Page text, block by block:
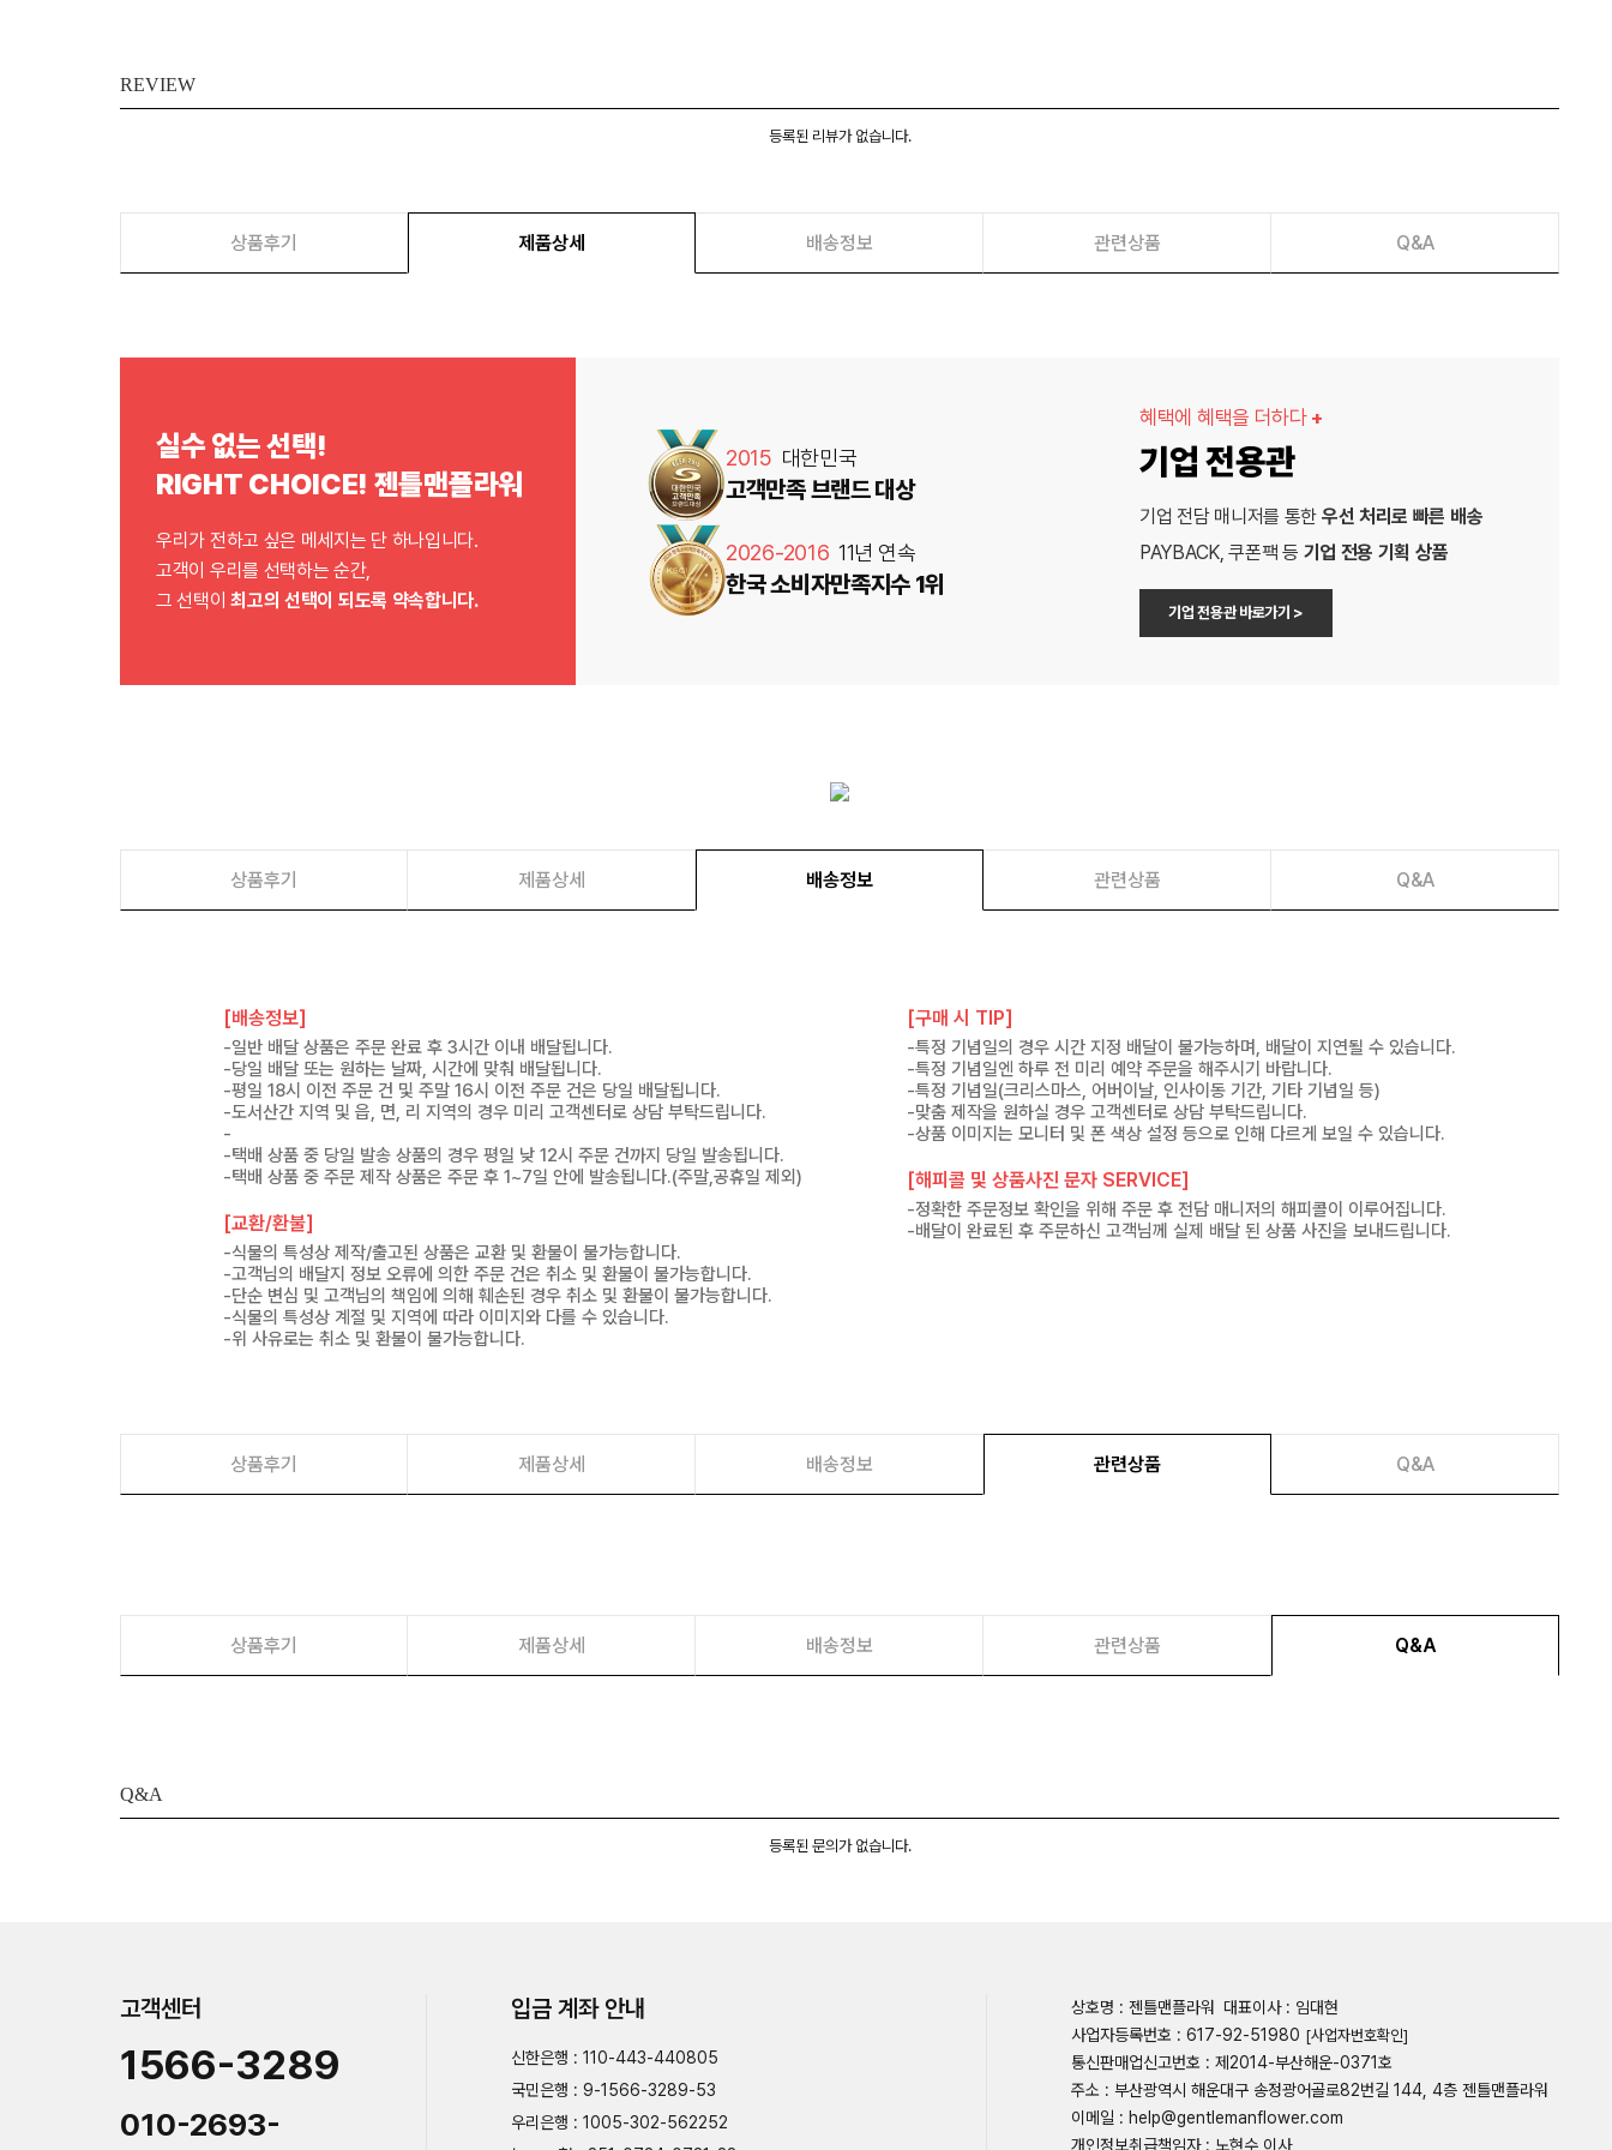
REVIEW
등록된 리뷰가 없습니다.
상품후기 제품상세 배송정보 관련상품 Q&A
실수 없는 선택!
RIGHT CHOICE! 젠틀맨플라워
우리가 전하고 싶은 메세지는 단 하나입니다.
고객이 우리를 선택하는 순간,
그 선택이최고의 선택이 되도록 약속합니다.
2015 대한민국
고객만족 브랜드 대상
2026-2016 11년 연속
한국 소비자만족지수 1위
혜택에 혜택을 더하다 +
기업 전용관
기업 전담 매니저를 통한 우선 처리로 빠른 배송
PAYBACK, 쿠폰팩 등 기업 전용 기획 상품
기업 전용관 바로가기 >
상품후기 제품상세 배송정보 관련상품 Q&A
[배송정보]
-일반 배달 상품은 주문 완료 후 3시간 이내 배달됩니다.
-당일 배달 또는 원하는 날짜, 시간에 맞춰 배달됩니다.
-평일 18시 이전 주문 건 및 주말 16시 이전 주문 건은 당일 배달됩니다.
-도서산간 지역 및 읍, 면, 리 지역의 경우 미리 고객센터로 상담 부탁드립니다.
-
-택배 상품 중 당일 발송 상품의 경우 평일 낮 12시 주문 건까지 당일 발송됩니다.
-택배 상품 중 주문 제작 상품은 주문 후 1~7일 안에 발송됩니다.(주말,공휴일 제외)
[교환/환불]
-식물의 특성상 제작/출고된 상품은 교환 및 환불이 불가능합니다.
-고객님의 배달지 정보 오류에 의한 주문 건은 취소 및 환불이 불가능합니다.
-단순 변심 및 고객님의 책임에 의해 훼손된 경우 취소 및 환불이 불가능합니다.
-식물의 특성상 계절 및 지역에 따라 이미지와 다를 수 있습니다.
-위 사유로는 취소 및 환불이 불가능합니다.
[구매 시 TIP]
-특정 기념일의 경우 시간 지정 배달이 불가능하며, 배달이 지연될 수 있습니다.
-특정 기념일엔 하루 전 미리 예약 주문을 해주시기 바랍니다.
-특정 기념일(크리스마스, 어버이날, 인사이동 기간, 기타 기념일 등)
-맞춤 제작을 원하실 경우 고객센터로 상담 부탁드립니다.
-상품 이미지는 모니터 및 폰 색상 설정 등으로 인해 다르게 보일 수 있습니다.
[해피콜 및 상품사진 문자 SERVICE]
-정확한 주문정보 확인을 위해 주문 후 전담 매니저의 해피콜이 이루어집니다.
-배달이 완료된 후 주문하신 고객님께 실제 배달 된 상품 사진을 보내드립니다.
상품후기 제품상세 배송정보 관련상품 Q&A
상품후기 제품상세 배송정보 관련상품 Q&A
Q&A
등록된 문의가 없습니다.
고객센터
1566-3289
010-2693-
입금 계좌 안내
신한은행 : 110-443-440805
국민은행 : 9-1566-3289-53
우리은행 : 1005-302-562252
상호명 : 젠틀맨플라워 대표이사 : 임대현
사업자등록번호 : 617-92-51980 [사업자번호확인]
통신판매업신고번호 : 제2014-부산해운-0371호
주소 : 부산광역시 해운대구 송정광어골로82번길 144, 4층 젠틀맨플라워
이메일 : help@gentlemanflower.com
개인정보취급책임자 : 노현수 이사